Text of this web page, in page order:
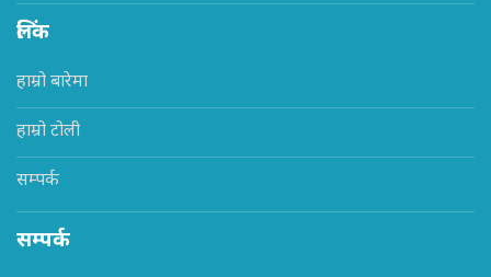
लिंक
हाम्रो बारेमा
हाम्रो टोली
सम्पर्क
सम्पर्क